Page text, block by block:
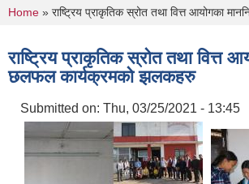
You are here
Home » राष्ट्रिय प्राकृतिक स्रोत तथा वित्त आयोगका
राष्ट्रिय प्राकृतिक स्रोत तथा वित्त
छलफल कार्यक्रमको झलकहरु
Submitted on: Thu, 03/25/2021 - 13:45